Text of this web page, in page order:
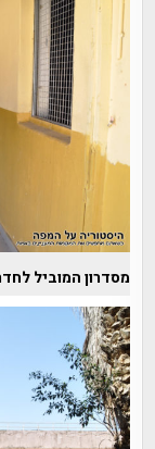
מסדרון המוביל